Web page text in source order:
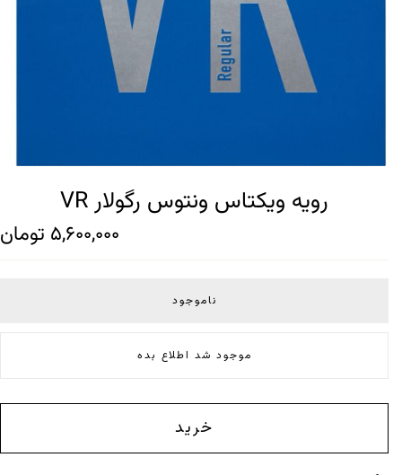
رویه ویکتاس ونتوس رگولار VR
5,600,000 تومان
ناموجود
موجود شد اطلاع بده
خرید